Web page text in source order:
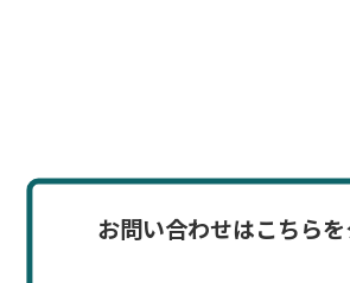
お問い合わせはこちら